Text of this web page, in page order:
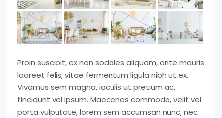
Proin suscipit, ex non sodales aliquam, ante mauris
laoreet felis, vitae fermentum ligula nibh ut ex.
Vivamus sem magna, iaculis ut pretium ac,
tincidunt vel ipsum. Maecenas commodo, velit vel
porta vulputate, lorem sem accumsan nunc, nec